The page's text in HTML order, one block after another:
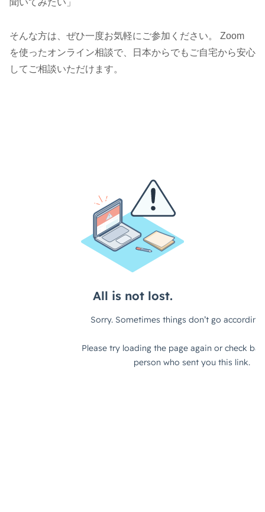
聞いてみたい」
そんな方は、ぜひ一度お気軽にご参加ください。 Zoom
を使ったオンライン相談で、日本からでもご自宅から安心
してご相談いただけます。